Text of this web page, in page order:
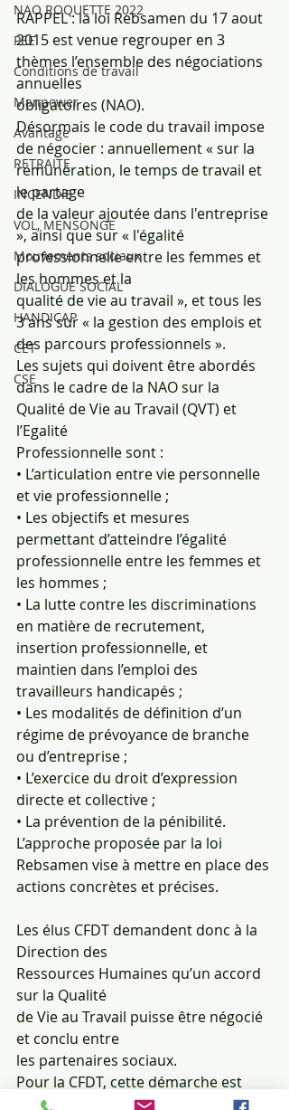
NAO ROQUETTE 2022
PEE
Conditions de travail
Manpower
Avantage
RETRAITE
INCENDIE
VOL, MENSONGE
Mouvements sociaux
DIALOGUE SOCIAL
HANDICAP
CET
CSE
RAPPEL : la loi Rebsamen du 17 aout
2015 est venue regrouper en 3
thèmes l’ensemble des négociations
annuelles
obligatoires (NAO).
Désormais le code du travail impose
de négocier : annuellement « sur la
rémunération, le temps de travail et
le partage
de la valeur ajoutée dans l'entreprise
», ainsi que sur « l'égalité
professionnelle entre les femmes et
les hommes et la
qualité de vie au travail », et tous les
3 ans sur « la gestion des emplois et
des parcours professionnels ».
Les sujets qui doivent être abordés
dans le cadre de la NAO sur la
Qualité de Vie au Travail (QVT) et
l’Egalité
Professionnelle sont :
• L’articulation entre vie personnelle
et vie professionnelle ;
• Les objectifs et mesures
permettant d’atteindre l’égalité
professionnelle entre les femmes et
les hommes ;
• La lutte contre les discriminations
en matière de recrutement,
insertion professionnelle, et
maintien dans l’emploi des
travailleurs handicapés ;
• Les modalités de définition d’un
régime de prévoyance de branche
ou d’entreprise ;
• L’exercice du droit d’expression
directe et collective ;
• La prévention de la pénibilité.
L’approche proposée par la loi
Rebsamen vise à mettre en place des
actions concrètes et précises.
Les élus CFDT demandent donc à la
Direction des
Ressources Humaines qu’un accord
sur la Qualité
de Vie au Travail puisse être négocié
et conclu entre
les partenaires sociaux.
Pour la CFDT, cette démarche est
aussi un signe fort